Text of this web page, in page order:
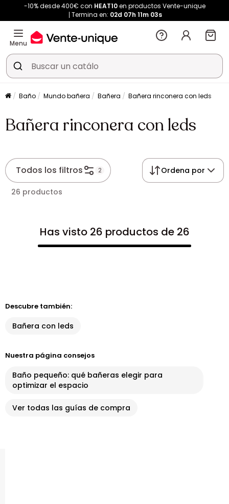
-10% desde 400€ con HEAT10en productos Vente-unique
Termina en: 02d 07h 11m 03s
Menu
Baño Mundo bañera Bañera Bañera rinconera con leds
Bañera rinconera con leds
Todos los filtros 2 Ordena por
26 productos
Has visto 26 productos de 26
Descubre también:
Bañera con leds
Nuestra página consejos
Baño pequeño: qué bañeras elegir para
optimizar el espacio
Ver todas las guías de compra